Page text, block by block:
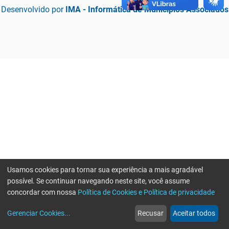
Desenvolvido por IMA - Informática de Municípios Associados
web
Notícias
more_horiz
Mais
Usamos cookies para tornar sua experiência a mais agradável
possível. Se continuar navegando neste site, você assume
concordar com nossa Política de Cookies e Política de privacidade
Gerenciar Cookies... Recusar Aceitar todos
Erro ao enviar informações, por favor tente novamente